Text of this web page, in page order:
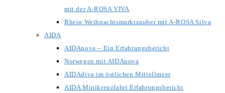
mit der A-ROSA VIVA
Rhein Weihnachtsmarktzauber mit A-ROSA Silva
AIDA
AIDAnova – Ein Erfahrungsbericht
Norwegen mit AIDAnova
AIDAdiva im östlichen Mittellmeer
AIDA Minikreuzfahrt Erfahrungsbericht